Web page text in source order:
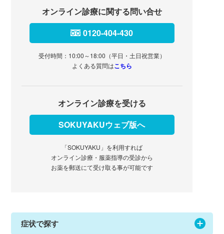
オンライン診療に関する問い合せ
0120-404-430
受付時間：10:00～18:00（平日・土日祝営業）
よくある質問はこちら
オンライン診療を受ける
SOKUYAKUウェブ版へ
「SOKUYAKU」を利用すれば
オンライン診療・服薬指導の受診から
お薬を郵送にて受け取る事が可能です
症状で探す